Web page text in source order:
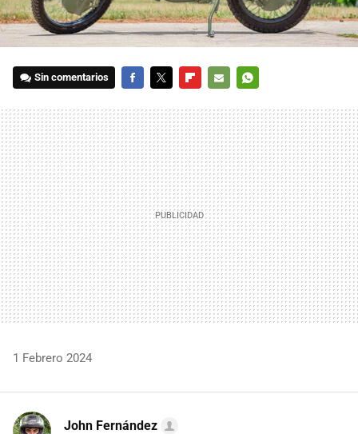
Sin comentarios
MAIL
1 Febrero 2024
John Fernández